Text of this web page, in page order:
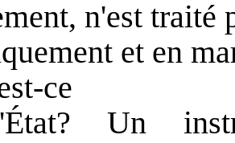
n'est traité
et en
ce
Un